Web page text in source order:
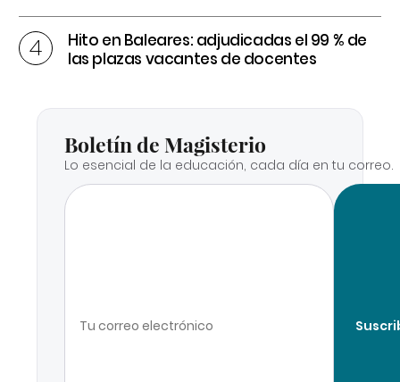
Hito en Baleares: adjudicadas el 99 % de
las plazas vacantes de docentes
Boletín de Magisterio
Lo esencial de la educación, cada día en tu correo.